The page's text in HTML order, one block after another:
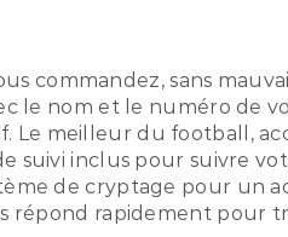
commandez, sans
le nom et le numéro de
meilleur du football,
suivi inclus pour suivre
de cryptage pour un
répond rapidement pour